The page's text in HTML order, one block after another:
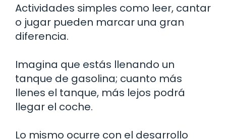
Actividades simples como leer, cantar
o jugar pueden marcar una gran
diferencia.
Imagina que estás llenando un
tanque de gasolina; cuanto más
llenes el tanque, más lejos podrá
llegar el coche.
Lo mismo ocurre con el desarrollo